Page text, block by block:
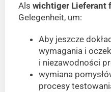
Als wichtiger Lieferant
Gelegenheit, um:
Aby jeszcze
wymagania i
i niezawodności
wymiana
procesy